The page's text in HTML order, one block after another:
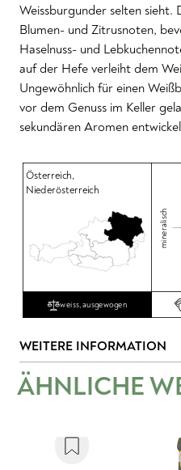
Weissburgunder selten
Blumen- und Zitrusnoten,
Haselnuss- und
auf der Hefe verleiht dem
Ungewöhnlich für einen
vor dem Genuss im Keller
sekundären Aromen
Österreich,
Niederösterreich
mineralisch
weiss, ausgewogen
WEITERE INFORMATION
ÄHNLICHE